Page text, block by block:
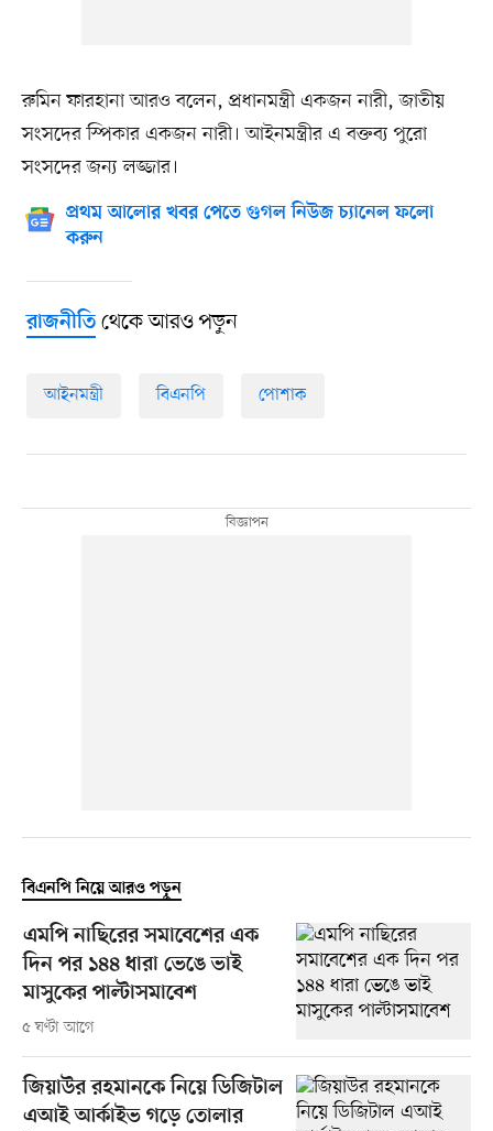
রুমিন ফারহানা আরও বলেন, প্রধানমন্ত্রী একজন নারী, জাতীয়
সংসদের স্পিকার একজন নারী। আইনমন্ত্রীর এ বক্তব্য পুরো
সংসদের জন্য লজ্জার।
প্রথম আলোর খবর পেতে গুগল নিউজ চ্যানেল ফলো
করুন
রাজনীতিথেকে আরও পড়ুন
আইনমন্ত্রী বিএনপি পোশাক
বিএনপি নিয়ে আরও পড়ুন
এমপি নাছিরের সমাবেশের এক
দিন পর ১৪৪ ধারা ভেঙে ভাই
মাসুকের পাল্টাসমাবেশ
৫ ঘণ্টা আগে
জিয়াউর রহমানকে নিয়ে ডিজিটাল
এআই আর্কাইভ গড়ে তোলার